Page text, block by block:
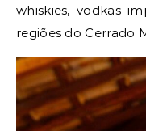
whiskies, vodkas
regiões do Cerrado